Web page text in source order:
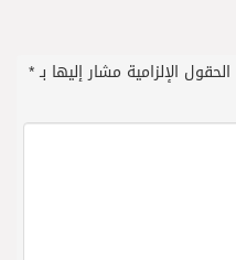
الحقول الإلزامية مشار إليها بـ*